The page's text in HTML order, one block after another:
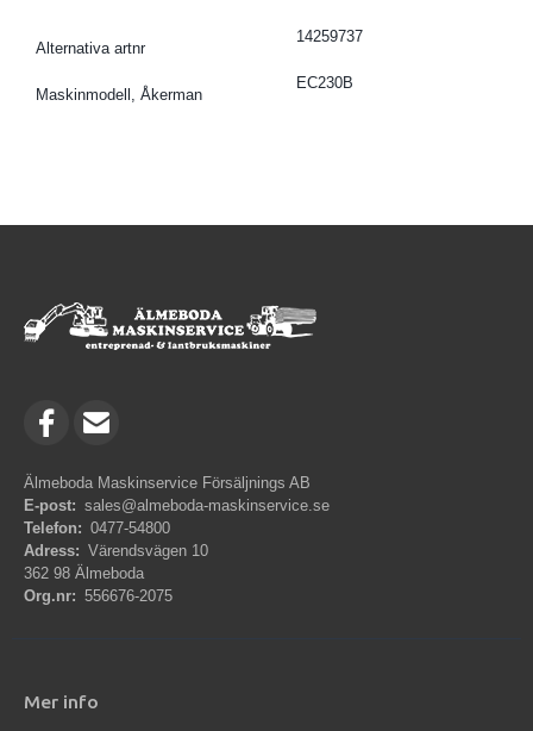
Alternativa artnr
14259737
Maskinmodell, Åkerman
EC230B
Älmeboda Maskinservice Försäljnings AB
E-post: sales@almeboda-maskinservice.se
Telefon: 0477-54800
Adress: Värendsvägen 10
362 98 Älmeboda
Org.nr: 556676-2075
Mer info